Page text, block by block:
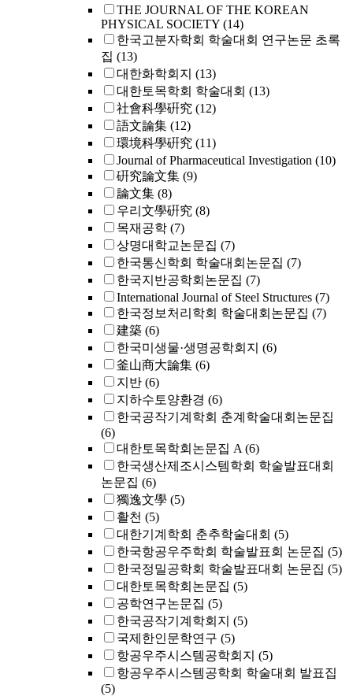
THE JOURNAL OF THE KOREAN
PHYSICAL SOCIETY (14)
한국고분자학회 학술대회 연구논문 초록
집 (13)
대한화학회지 (13)
대한토목학회 학술대회 (13)
社會科學硏究 (12)
語文論集 (12)
環境科學硏究 (11)
Journal of Pharmaceutical Investigation (10)
硏究論文集 (9)
論文集 (8)
우리文學硏究 (8)
목재공학 (7)
상명대학교논문집 (7)
한국통신학회 학술대회논문집 (7)
한국지반공학회논문집 (7)
International Journal of Steel Structures (7)
한국정보처리학회 학술대회논문집 (7)
建築 (6)
한국미생물·생명공학회지 (6)
釜山商大論集 (6)
지반 (6)
지하수토양환경 (6)
한국공작기계학회 춘계학술대회논문집
(6)
대한토목학회논문집 A (6)
한국생산제조시스템학회 학술발표대회
논문집 (6)
獨逸文學 (5)
활천 (5)
대한기계학회 춘추학술대회 (5)
한국항공우주학회 학술발표회 논문집 (5)
한국정밀공학회 학술발표대회 논문집 (5)
대한토목학회논문집 (5)
공학연구논문집 (5)
한국공작기계학회지 (5)
국제한인문학연구 (5)
항공우주시스템공학회지 (5)
항공우주시스템공학회 학술대회 발표집
(5)